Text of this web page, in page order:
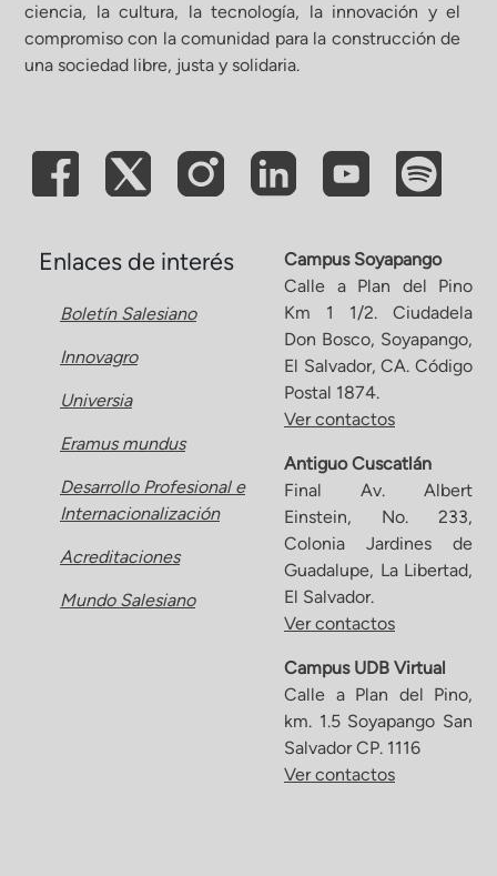
ciencia, la cultura, la tecnología, la innovación y el
compromiso con la comunidad para la construcción de
una sociedad libre, justa y solidaria.
Enlaces de interés
Boletín Salesiano
Innovagro
Universia
Eramus mundus
Desarrollo Profesional e
Internacionalización
Acreditaciones
Mundo Salesiano
Campus Soyapango
Calle a Plan del Pino
Km 1 1/2. Ciudadela
Don Bosco, Soyapango,
El Salvador, CA. Código
Postal 1874.
Ver contactos
Antiguo Cuscatlán
Final Av. Albert
Einstein, No. 233,
Colonia Jardines de
Guadalupe, La Libertad,
El Salvador.
Ver contactos
Campus UDB Virtual
Calle a Plan del Pino,
km. 1.5 Soyapango San
Salvador CP. 1116
Ver contactos